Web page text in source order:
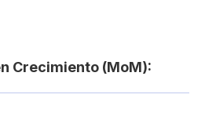
Crecimiento (MoM):